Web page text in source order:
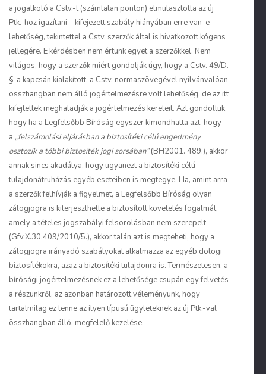
a jogalkotó a Cstv.-t (számtalan ponton) elmulasztotta az új
Ptk.-hoz igazítani – kifejezett szabály hiányában erre van-e
lehetőség, tekintettel a Cstv. szerzők által is hivatkozott kógens
jellegére. E kérdésben nem értünk egyet a szerzőkkel. Nem
világos, hogy a szerzők miért gondolják úgy, hogy a Cstv. 49/D.
§-a kapcsán kialakított, a Cstv. normaszövegével nyilvánvalóan
összhangban nem álló jogértelmezésre volt lehetőség, de az itt
kifejtettek meghaladják a jogértelmezés kereteit. Azt gondoltuk,
hogy ha a Legfelsőbb Bíróság egyszer kimondhatta azt, hogy
a „felszámolási eljárásban a biztosítéki célú engedmény
osztozik a többi biztosíték jogi sorsában”(BH2001. 489.), akkor
annak sincs akadálya, hogy ugyanezt a biztosítéki célú
tulajdonátruházás egyéb eseteiben is megtegye. Ha, amint arra
a szerzők felhívják a figyelmet, a Legfelsőbb Bíróság olyan
zálogjogra is kiterjeszthette a biztosított követelés fogalmát,
amely a tételes jogszabályi felsorolásban nem szerepelt
(Gfv.X.30.409/2010/5.), akkor talán azt is megteheti, hogy a
zálogjogra irányadó szabályokat alkalmazza az egyéb dologi
biztosítékokra, azaz a biztosítéki tulajdonra is. Természetesen, a
bírósági jogértelmezésnek ez a lehetősége csupán egy felvetés
a részünkről, az azonban határozott véleményünk, hogy
tartalmilag ez lenne az ilyen típusú ügyleteknek az új Ptk.-val
összhangban álló, megfelelő kezelése.